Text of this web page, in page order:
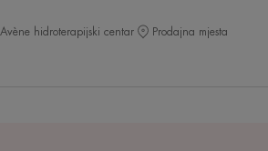
Avène hidroterapijski centar Prodajna mjesta